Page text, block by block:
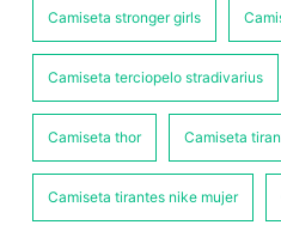
Camiseta stronger girls
Camiseta terciopelo stradivarius
Camiseta thor Camiseta
Camiseta tirantes nike mujer